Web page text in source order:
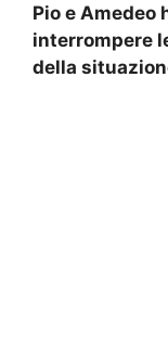
Pio e Amedeo
interrompere
della